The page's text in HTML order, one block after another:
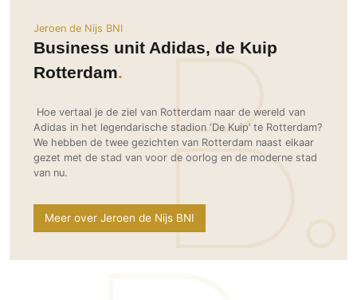
Inrichting
Roomdividers
Meubels
Verlichting
Haarden
Interieurbouw
Buitendeuren
Deursystemen
Glazen wandsystemen
Garagedeuren
Zonwering
Tuinverlichting
Omheining
Zwemmen
Zwembad en zwemvijver
Serre/Veranda
Thuisbioscoop
Toilet
Wellness
Werkkamer
Wijnkelder
Buitenkijken
Bijgebouw / Poolhouse
Jeroen de Nijs BNI
Business unit Adidas, de Kuip
Rotterdam
Hoe vertaal je de ziel van Rotterdam naar de wereld van
Adidas in het legendarische stadion ‘De Kuip’ te Rotterdam?
We hebben de twee gezichten van Rotterdam naast elkaar
gezet met de stad van voor de oorlog en de moderne stad
van nu.
Meer over Jeroen de Nijs BNI